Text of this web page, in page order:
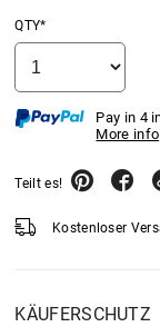
QTY*
Pay in 4
More info
Teilt es!
Kostenloser
KÄUFERSCHUTZ